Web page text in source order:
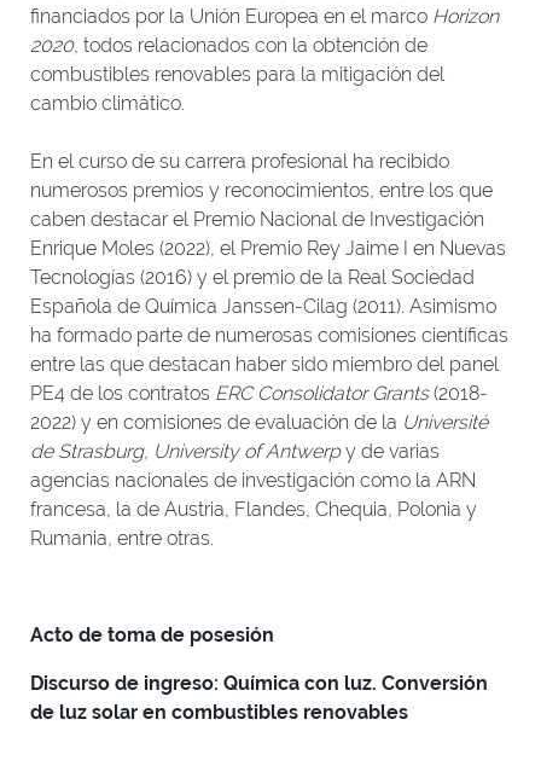
financiados por la Unión Europea en el marco Horizon
2020, todos relacionados con la obtención de
combustibles renovables para la mitigación del
cambio climático.
En el curso de su carrera profesional ha recibido
numerosos premios y reconocimientos, entre los que
caben destacar el Premio Nacional de Investigación
Enrique Moles (2022), el Premio Rey Jaime I en Nuevas
Tecnologías (2016) y el premio de la Real Sociedad
Española de Química Janssen-Cilag (2011). Asimismo
ha formado parte de numerosas comisiones científicas
entre las que destacan haber sido miembro del panel
PE4 de los contratos ERC Consolidator Grants(2018-
2022) y en comisiones de evaluación de la Université
de Strasburg, University of Antwerpy de varias
agencias nacionales de investigación como la ARN
francesa, la de Austria, Flandes, Chequia, Polonia y
Rumania, entre otras.
Acto de toma de posesión
Discurso de ingreso: Química con luz. Conversión
de luz solar en combustibles renovables